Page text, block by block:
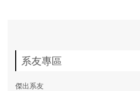
系友專區
傑出系友